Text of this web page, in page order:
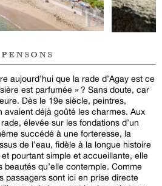
aujourd’hui que la rade d’Agay est ce
est parfumée » ? Sans doute, car
Dès le 19e siècle, peintres,
avaient déjà goûté les charmes. Aux
élevée sur les fondations d’un
succédé à une forteresse, la
de l’eau, fidèle à la longue histoire
pourtant simple et accueillante, elle
beautés qu’elle contemple. Comme
passagers sont ici en prise directe